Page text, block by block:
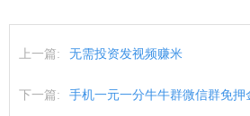
上一篇: 无需投资发视频赚米
下一篇: 手机一元一分牛牛群微信群免押